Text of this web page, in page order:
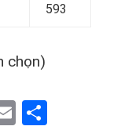
593
chọn)
Email